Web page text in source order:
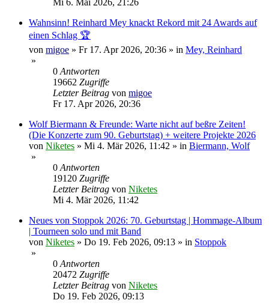
Mi 6. Mai 2026, 21:26
Wahnsinn! Reinhard Mey knackt Rekord mit 24 Awards auf
einen Schlag 🏆
von migoe » Fr 17. Apr 2026, 20:36 » in Mey, Reinhard
»
0Antworten
19662 Zugriffe
Letzter Beitrag von migoe
Fr 17. Apr 2026, 20:36
Wolf Biermann & Freunde: Warte nicht auf beßre Zeiten!
(Die Konzerte zum 90. Geburtstag) + weitere Projekte 2026
von Niketes » Mi 4. Mär 2026, 11:42 » in Biermann, Wolf
»
0Antworten
19120 Zugriffe
Letzter Beitrag von Niketes
Mi 4. Mär 2026, 11:42
Neues von Stoppok 2026: 70. Geburtstag | Hommage-Album
| Tourneen solo und mit Band
von Niketes » Do 19. Feb 2026, 09:13 » in Stoppok
»
0Antworten
20472 Zugriffe
Letzter Beitrag von Niketes
Do 19. Feb 2026, 09:13